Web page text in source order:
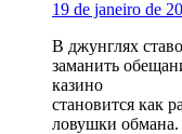
19 de janeiro de
В джунглях
заманить
казино
становится как
ловушки обмана.